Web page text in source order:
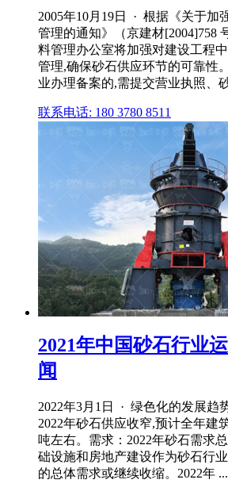
2005年10月19日 · 根据《关于加
管理的通知》（京建材[2004]758
料管理办公室将加强对建设工程
管理,确保砂石供应环节的可靠性
业办理备案的,需提交营业执照、
联系电话: 180 3780 8511
2021年中国砂石行业
闻
2022年3月1日 · 绿色化的发展趋
2022年砂石供应收窄,预计全年建
吨左右。需求：2022年砂石需求
础设施和房地产建设作为砂石行
的总体需求或继续收缩。2022年 ...